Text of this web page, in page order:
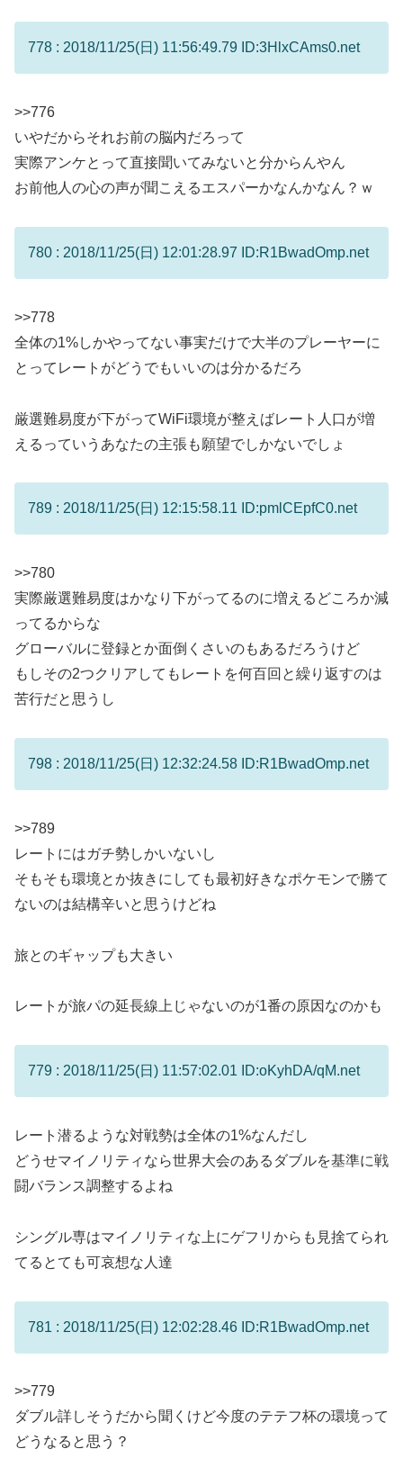
778 : 2018/11/25(日) 11:56:49.79 ID:3HlxCAms0.net
>>776
いやだからそれお前の脳内だろって
実際アンケとって直接聞いてみないと分からんやん
お前他人の心の声が聞こえるエスパーかなんかなん？ｗ
780 : 2018/11/25(日) 12:01:28.97 ID:R1BwadOmp.net
>>778
全体の1%しかやってない事実だけで大半のプレーヤーに
とってレートがどうでもいいのは分かるだろ
厳選難易度が下がってWiFi環境が整えばレート人口が増
えるっていうあなたの主張も願望でしかないでしょ
789 : 2018/11/25(日) 12:15:58.11 ID:pmlCEpfC0.net
>>780
実際厳選難易度はかなり下がってるのに増えるどころか減
ってるからな
グローバルに登録とか面倒くさいのもあるだろうけど
もしその2つクリアしてもレートを何百回と繰り返すのは
苦行だと思うし
798 : 2018/11/25(日) 12:32:24.58 ID:R1BwadOmp.net
>>789
レートにはガチ勢しかいないし
そもそも環境とか抜きにしても最初好きなポケモンで勝て
ないのは結構辛いと思うけどね
旅とのギャップも大きい
レートが旅パの延長線上じゃないのが1番の原因なのかも
779 : 2018/11/25(日) 11:57:02.01 ID:oKyhDA/qM.net
レート潜るような対戦勢は全体の1%なんだし
どうせマイノリティなら世界大会のあるダブルを基準に戦
闘バランス調整するよね
シングル専はマイノリティな上にゲフリからも見捨てられ
てるとても可哀想な人達
781 : 2018/11/25(日) 12:02:28.46 ID:R1BwadOmp.net
>>779
ダブル詳しそうだから聞くけど今度のテテフ杯の環境って
どうなると思う？